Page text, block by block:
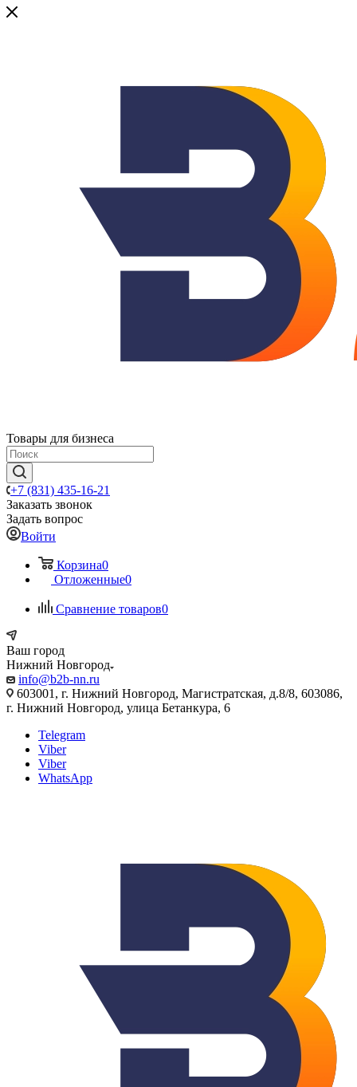
Товары для бизнеса
+7 (831) 435-16-21
Заказать звонок
Задать вопрос
Войти
Корзина0
Отложенные0
Сравнение товаров0
Ваш город
Нижний Новгород
info@b2b-nn.ru
603001, г. Нижний Новгород, Магистратская, д.8/8, 603086,
г. Нижний Новгород, улица Бетанкура, 6
Telegram
Viber
Viber
WhatsApp